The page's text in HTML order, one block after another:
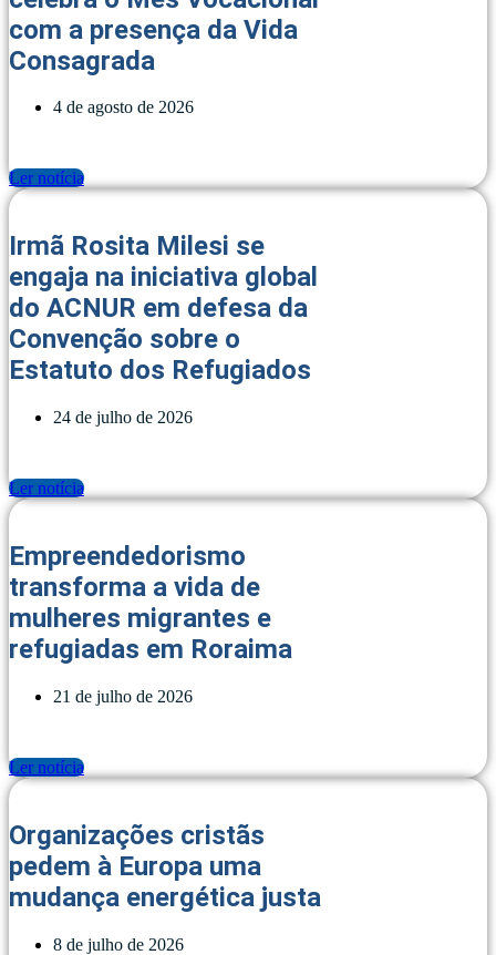
com a presença da Vida
Consagrada
4 de agosto de 2026
Ler notícia
Irmã Rosita Milesi se
engaja na iniciativa global
do ACNUR em defesa da
Convenção sobre o
Estatuto dos Refugiados
24 de julho de 2026
Ler notícia
Empreendedorismo
transforma a vida de
mulheres migrantes e
refugiadas em Roraima
21 de julho de 2026
Ler notícia
Organizações cristãs
pedem à Europa uma
mudança energética justa
8 de julho de 2026